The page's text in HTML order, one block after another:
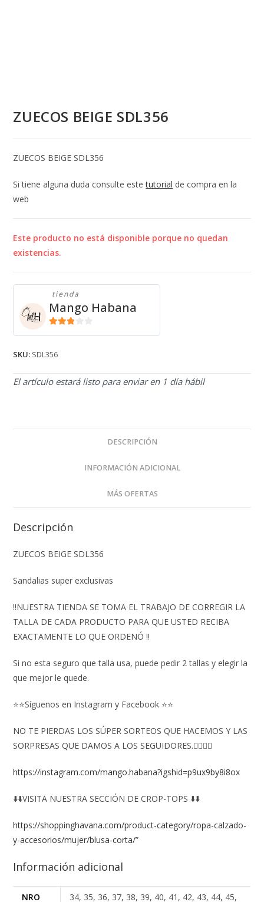
ZUECOS BEIGE SDL356
ZUECOS BEIGE SDL356
Si tiene alguna duda consulte estetutorial de compra en la
web
Este producto no está disponible porque no quedan
existencias.
tienda
Mango Habana
SKU: SDL356
El artículo estará listo para enviar en 1 día hábil
DESCRIPCIÓN
INFORMACIÓN ADICIONAL
MÁS OFERTAS
Descripción
ZUECOS BEIGE SDL356
Sandalias super exclusivas
‼️NUESTRA TIENDA SE TOMA EL TRABAJO DE CORREGIR LA
TALLA DE CADA PRODUCTO PARA QUE USTED RECIBA
EXACTAMENTE LO QUE ORDENÓ ‼️
Si no esta seguro que talla usa, puede pedir 2 tallas y elegir la
que mejor le quede.
⭐⭐Síguenos en Instagram y Facebook ⭐⭐
NO TE PIERDAS LOS SÚPER SORTEOS QUE HACEMOS Y LAS
SORPRESAS QUE DAMOS A LOS SEGUIDORES.👇🏻👇🏻
https://instagram.com/mango.habana?igshid=p9ux9by8i8ox
⬇️⬇️VISITA NUESTRA SECCIÓN DE CROP-TOPS ⬇️⬇️
https://shoppinghavana.com/product-category/ropa-calzado-
y-accesorios/mujer/blusa-corta/”
Información adicional
NRO 34, 35, 36, 37, 38, 39, 40, 41, 42, 43, 44, 45,